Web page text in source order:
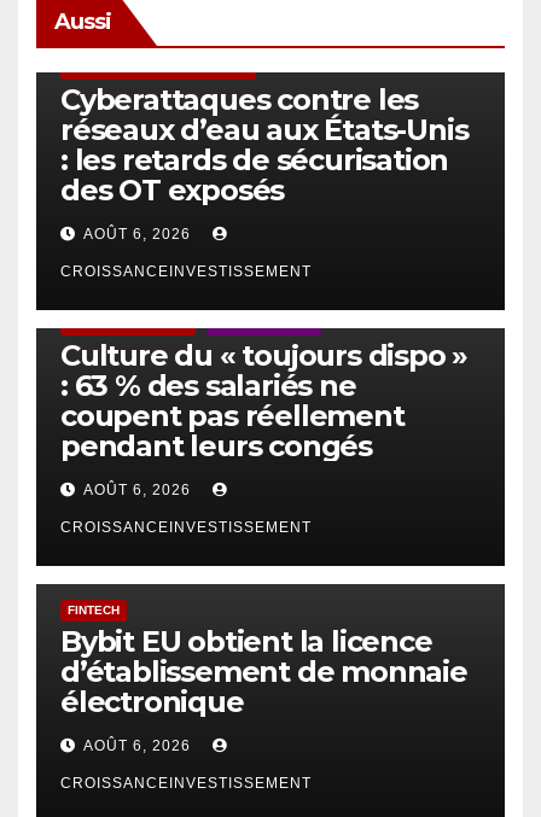
Aussi
Cyberattaques contre les
réseaux d’eau aux États-Unis
: les retards de sécurisation
des OT exposés
AOÛT 6, 2026
CROISSANCEINVESTISSEMENT
Culture du « toujours dispo »
: 63 % des salariés ne
coupent pas réellement
pendant leurs congés
AOÛT 6, 2026
CROISSANCEINVESTISSEMENT
FINTECH
Bybit EU obtient la licence
d’établissement de monnaie
électronique
AOÛT 6, 2026
CROISSANCEINVESTISSEMENT